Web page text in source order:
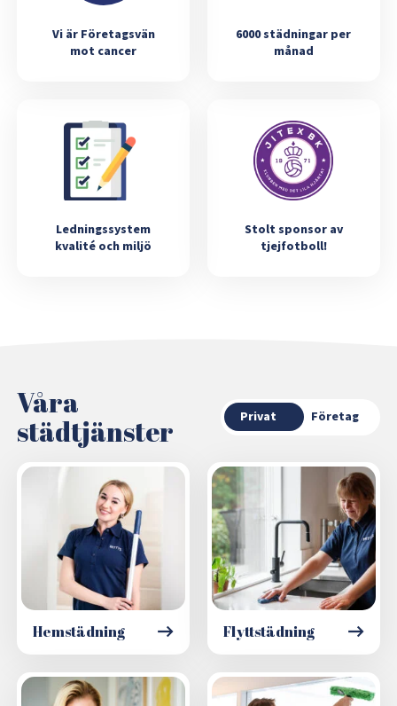
Vi är Företagsvän
mot cancer
6000 städningar per
månad
Ledningssystem
kvalité och miljö
Stolt sponsor av
tjejfotboll!
Våra
städtjänster
Privat Företag
Hemstädning Flyttstädning